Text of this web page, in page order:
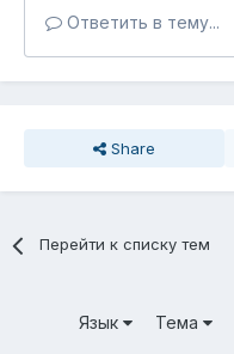
Ответить в тему...
Share
Перейти к списку тем
Язык Тема